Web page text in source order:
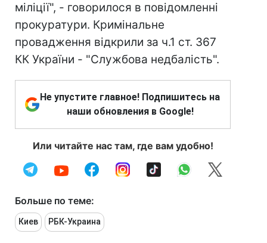
міліції", - говорилося в повідомленні
прокуратури. Кримінальне
провадження відкрили за ч.1 ст. 367
КК України - "Службова недбалість".
Не упустите главное! Подпишитесь на
наши обновления в Google!
Или читайте нас там, где вам удобно!
Больше по теме:
Киев РБК-Украина